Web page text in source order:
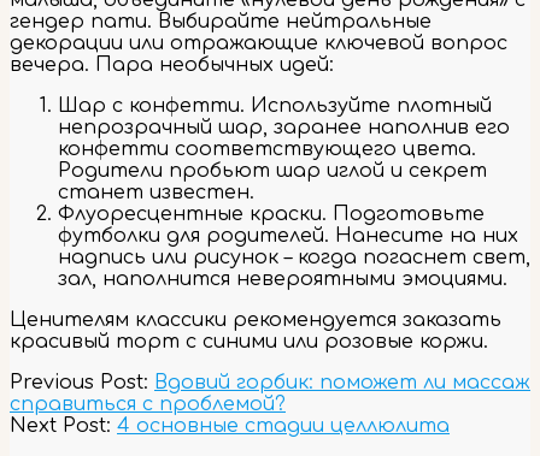
гендер пати. Выбирайте нейтральные
декорации или отражающие ключевой вопрос
вечера. Пара необычных идей:
Шар с конфетти. Используйте плотный
непрозрачный шар, заранее наполнив его
конфетти соответствующего цвета.
Родители пробьют шар иглой и секрет
станет известен.
Флуоресцентные краски. Подготовьте
футболки для родителей. Нанесите на них
надпись или рисунок – когда погаснет свет,
зал, наполнится невероятными эмоциями.
Ценителям классики рекомендуется заказать
красивый торт с синими или розовые коржи.
2023-
12-
04
Previous Post: Вдовий горбик: поможет ли массаж
справиться с проблемой?
Next Post: 4 основные стадии целлюлита